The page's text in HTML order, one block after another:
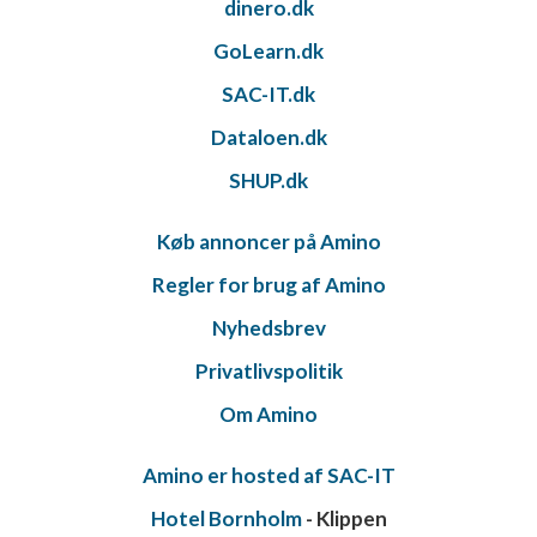
dinero.dk
GoLearn.dk
SAC-IT.dk
Dataloen.dk
SHUP.dk
Køb annoncer på Amino
Regler for brug af Amino
Nyhedsbrev
Privatlivspolitik
Om Amino
Amino er hosted af SAC-IT
Hotel Bornholm- Klippen
Forstå målgrupper gennem statistikker eller
kombinationer af oplysninger fra forskellige
Udvikle og forbedre tjenester
Bruge begrænsede oplysninger til at vælge
Bruge præcise geografiske
placeringsoplysninger
Identificere enheder baseret på aktivt
anmodede oplysninger